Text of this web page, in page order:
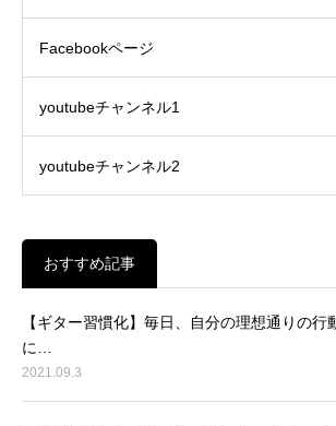
Facebookページ
youtubeチャンネル1
youtubeチャンネル2
おすすめ記事
【ギター習慣化】毎日、自分の理想通りの行
に…
2021.09.3